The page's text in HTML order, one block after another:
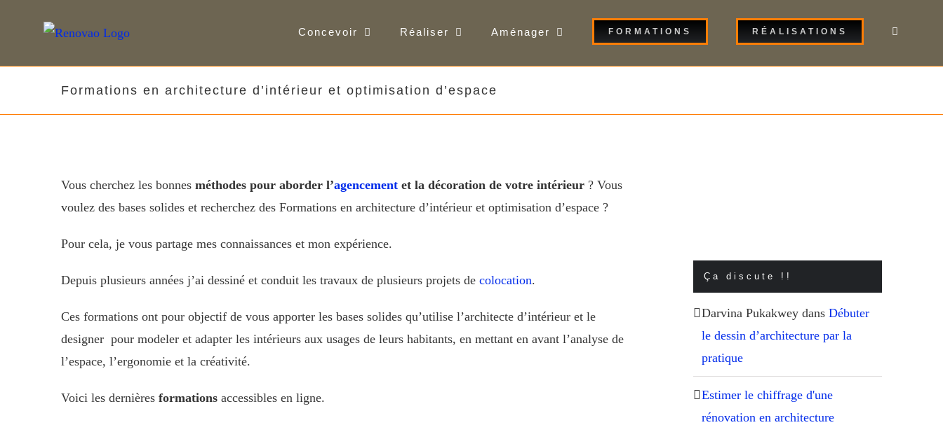
Concevoir Réaliser Aménager FORMATIONS RÉALISATIONS
Formations en architecture d’intérieur et optimisation d’espace
Vous cherchez les bonnes méthodes pour aborder l’agencement et la décoration de votre intérieur ? Vous
voulez des bases solides et recherchez des Formations en architecture d’intérieur et optimisation d’espace ?
Pour cela, je vous partage mes connaissances et mon expérience.
Depuis plusieurs années j’ai dessiné et conduit les travaux de plusieurs projets de colocation.
Ces formations ont pour objectif de vous apporter les bases solides qu’utilise l’architecte d’intérieur et le
designer pour modeler et adapter les intérieurs aux usages de leurs habitants, en mettant en avant l’analyse de
l’espace, l’ergonomie et la créativité.
Voici les dernières formations accessibles en ligne.
Ça discute !!
Darvina Pukakweydans Débuter
le dessin d’architecture par la
pratique
Estimer le chiffrage d'une
rénovation en architecture